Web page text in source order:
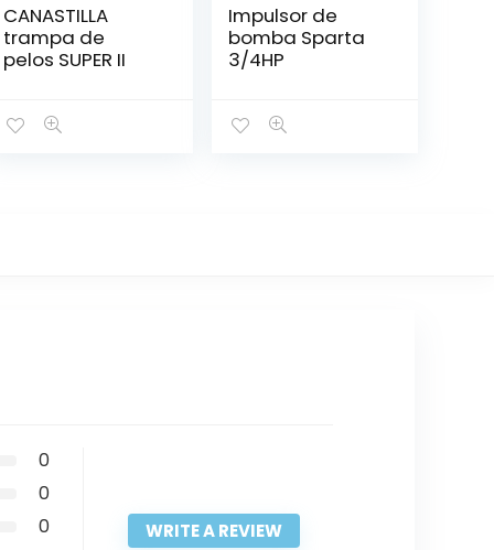
CANASTILLA
trampa de
pelos SUPER II
Impulsor de
bomba Sparta
3/4HP
0
0
0
WRITE A REVIEW